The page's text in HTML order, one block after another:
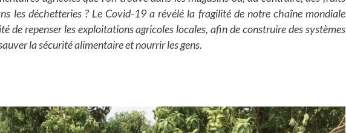
les déchetteries ? Le Covid-19 a révélé la fragilité de notre chaîne mondiale
de repenser les exploitations agricoles locales, afin de construire des systèmes
la sécurité alimentaire et nourrir les gens.